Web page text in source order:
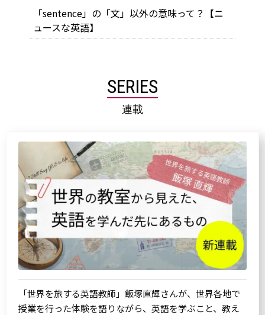
「sentence」の「文」以外の意味って？【ニ
ュースな英語】
SERIES
連載
「世界を旅する英語教師」飯塚直輝さんが、世界各地で
授業を行った体験を語りながら、英語を学ぶこと、教え